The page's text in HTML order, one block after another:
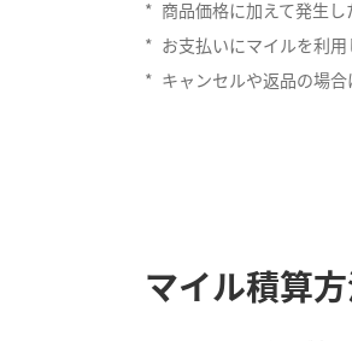
* 商品価格に加えて発生
* お支払いにマイルを利
* キャンセルや返品の場合
マイル積算